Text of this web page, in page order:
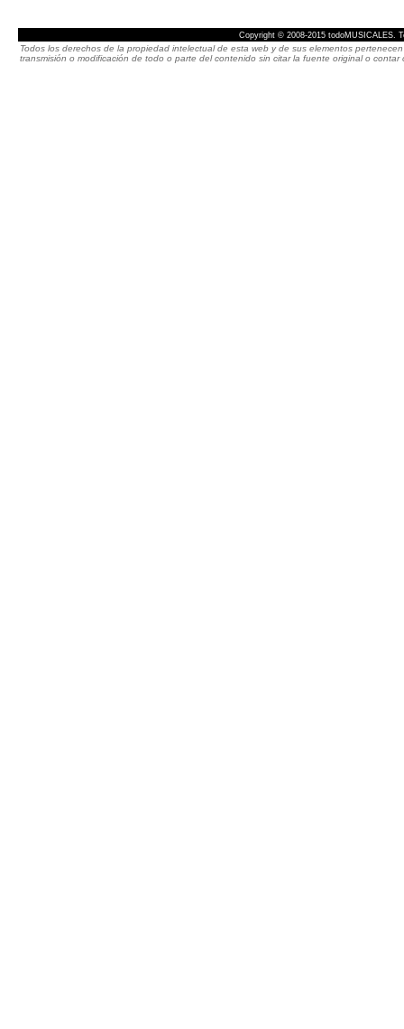
Copyright © 2008-2015 todoMUSICALES.
Todos los derechos de la propiedad intelectual de esta web y de sus elementos
transmisión o modificación de todo o parte del contenido sin citar la fuente original o